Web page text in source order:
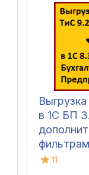
в 1С БП
Складу,
11